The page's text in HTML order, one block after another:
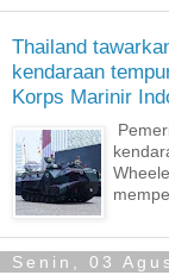
Thailand
kendaraan
Korps Marinir
Senin, 03